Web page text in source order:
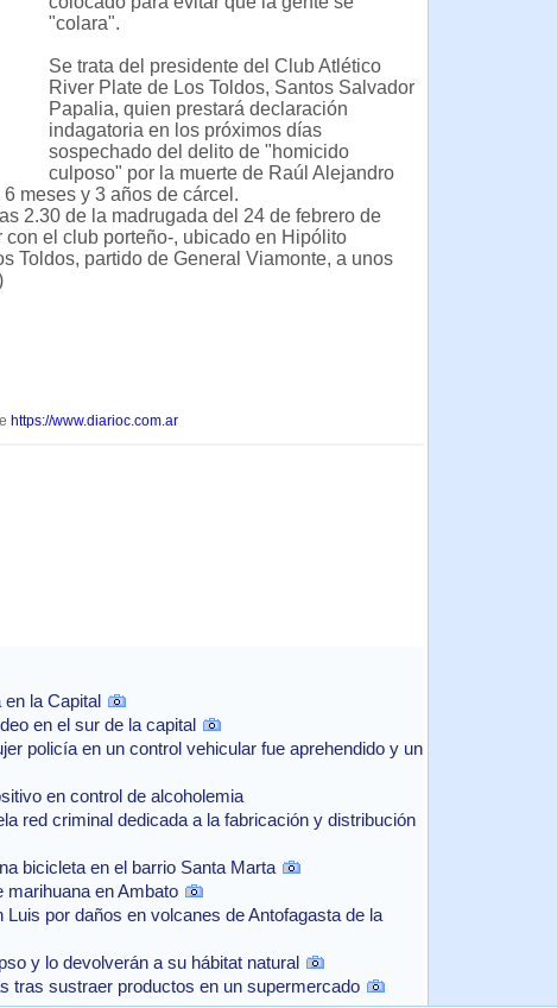
"colara".
Se trata del presidente del Club Atlético
River Plate de Los Toldos, Santos Salvador
Papalia, quien prestará declaración
indagatoria en los próximos días
sospechado del delito de "homicido
culposo" por la muerte de Raúl Alejandro
meses y 3 años de cárcel.
2.30 de la madrugada del 24 de febrero de
el club porteño-, ubicado en Hipólito
Toldos, partido de General Viamonte, a unos
https://www.diarioc.com.ar
en la Capital
en el sur de la capital
policía en un control vehicular fue aprehendido y un
en control de alcoholemia
red criminal dedicada a la fabricación y distribución
bicicleta en el barrio Santa Marta
marihuana en Ambato
por daños en volcanes de Antofagasta de la
y lo devolverán a su hábitat natural
tras sustraer productos en un supermercado